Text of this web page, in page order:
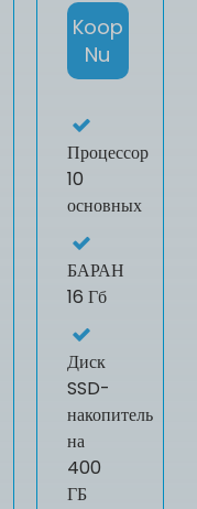
Koop
Nu
Процессор
10
основных
БАРАН
16 Гб
Диск
SSD-
накопитель
на
400
ГБ